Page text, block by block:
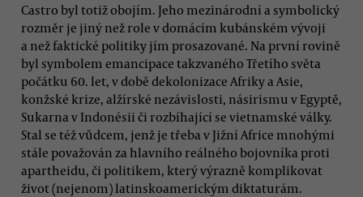
Castro byl totiž obojím. Jeho mezinárodní a symbolický
rozměr je jiný než role v domácím kubánském vývoji
a než faktické politiky jím prosazované. Na první rovině
byl symbolem emancipace takzvaného Třetího světa
počátku 60. let, v době dekolonizace Afriky a Asie,
konžské krize, alžírské nezávislosti, násirismu v Egyptě,
Sukarna v Indonésii či rozbíhající se vietnamské války.
Stal se též vůdcem, jenž je třeba v Jižní Africe mnohými
stále považován za hlavního reálného bojovníka proti
apartheidu, či politikem, který výrazně komplikovat
život (nejenom) latinskoamerickým diktaturám.